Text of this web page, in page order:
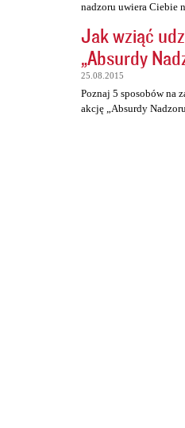
nadzoru uwiera Ciebie
Jak wziąć
„Absurdy
25.08.2015
Poznaj 5 sposobów na
akcję „Absurdy